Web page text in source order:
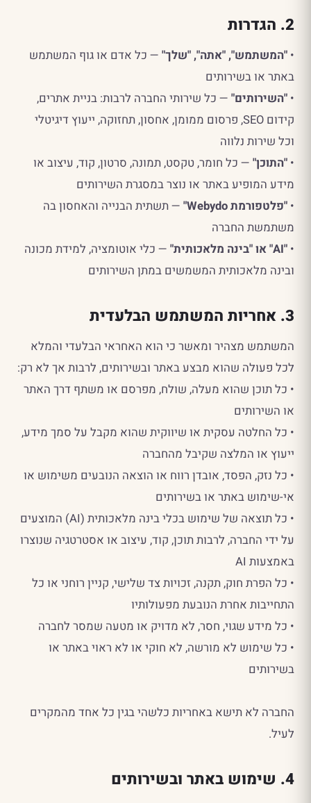
2. הגדרות
• "המשתמש", "אתה", "שלך" — כל אדם או גוף המשתמש
באתר או בשירותים
• "השירותים" — כל שירותי החברה לרבות: בניית אתרים,
קידום SEO, פרסום ממומן, אחסון, תחזוקה, ייעוץ דיגיטלי
וכל שירות נלווה
• "התוכן" — כל חומר, טקסט, תמונה, סרטון, קוד, עיצוב או
מידע המופיע באתר או נוצר במסגרת השירותים
• "פלטפורמת Webydo"
— תשתית הבנייה והאחסון בה
משתמשת החברה
• "AI" או "בינה מלאכותית"
— כלי אוטומציה, למידת מכונה
ובינה מלאכותית המשמשים במתן השירותים
3. אחריות המשתמש הבלעדית
המשתמש מצהיר ומאשר כי הוא האחראי הבלעדי והמלא
לכל פעולה שהוא מבצע באתר ובשירותים, לרבות אך לא רק:
• כל תוכן שהוא מעלה, שולח, מפרסם או משתף דרך האתר
או השירותים
• כל החלטה עסקית או שיווקית שהוא מקבל על סמך מידע,
ייעוץ או המלצה שקיבל מהחברה
• כל נזק, הפסד, אובדן רווח או הוצאה הנובעים משימוש או
אי-שימוש באתר או בשירותים
• כל תוצאה של שימוש בכלי בינה מלאכותית (AI) המוצעים
על ידי החברה, לרבות תוכן, קוד, עיצוב או אסטרטגיה שנוצרו
באמצעות AI
• כל הפרת חוק, תקנה, זכויות צד שלישי, קניין רוחני או כל
התחייבות אחרת הנובעת מפעולותיו
• כל מידע שגוי, חסר, לא מדויק או מטעה שמסר לחברה
• כל שימוש לא מורשה, לא חוקי או לא ראוי באתר או
בשירותים
החברה לא תישא באחריות כלשהי בגין כל אחד מהמקרים
לעיל.
4. שימוש באתר ובשירותים